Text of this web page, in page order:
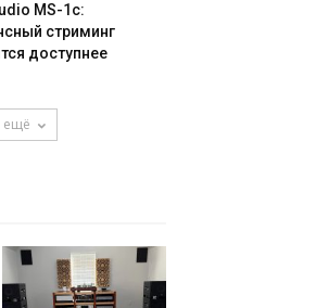
MS-1c:
стриминг
доступнее
ещё